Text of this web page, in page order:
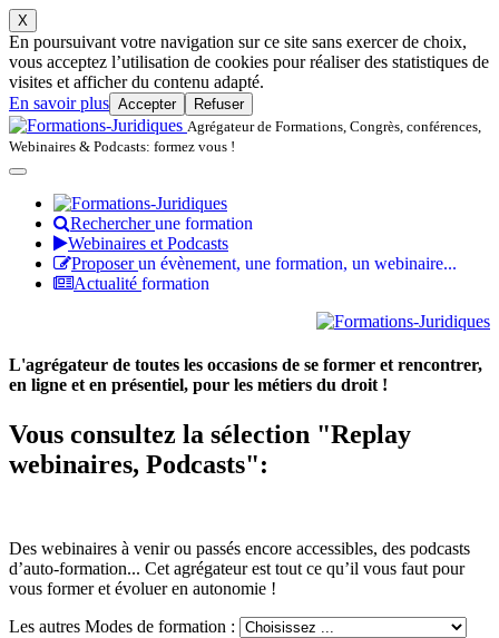
X
En poursuivant votre navigation sur ce site sans exercer de choix,
vous acceptez l’utilisation de cookies pour réaliser des statistiques de
visites et afficher du contenu adapté.
En savoir plus Accepter
Refuser
Agrégateur de Formations, Congrès, conférences,
Webinaires & Podcasts: formez vous !
Rechercherune formation
Webinaires et Podcasts
Proposerun évènement, une formation, un webinaire...
Actualité formation
L'agrégateur de toutes les occasions de se former et rencontrer,
en ligne et en présentiel, pour les métiers du droit !
Vous consultez la sélection "Replay
webinaires, Podcasts":
Des webinaires à venir ou passés encore accessibles, des podcasts
d’auto-formation... Cet agrégateur est tout ce qu’il vous faut pour
vous former et évoluer en autonomie !
Les autres Modes de formation :